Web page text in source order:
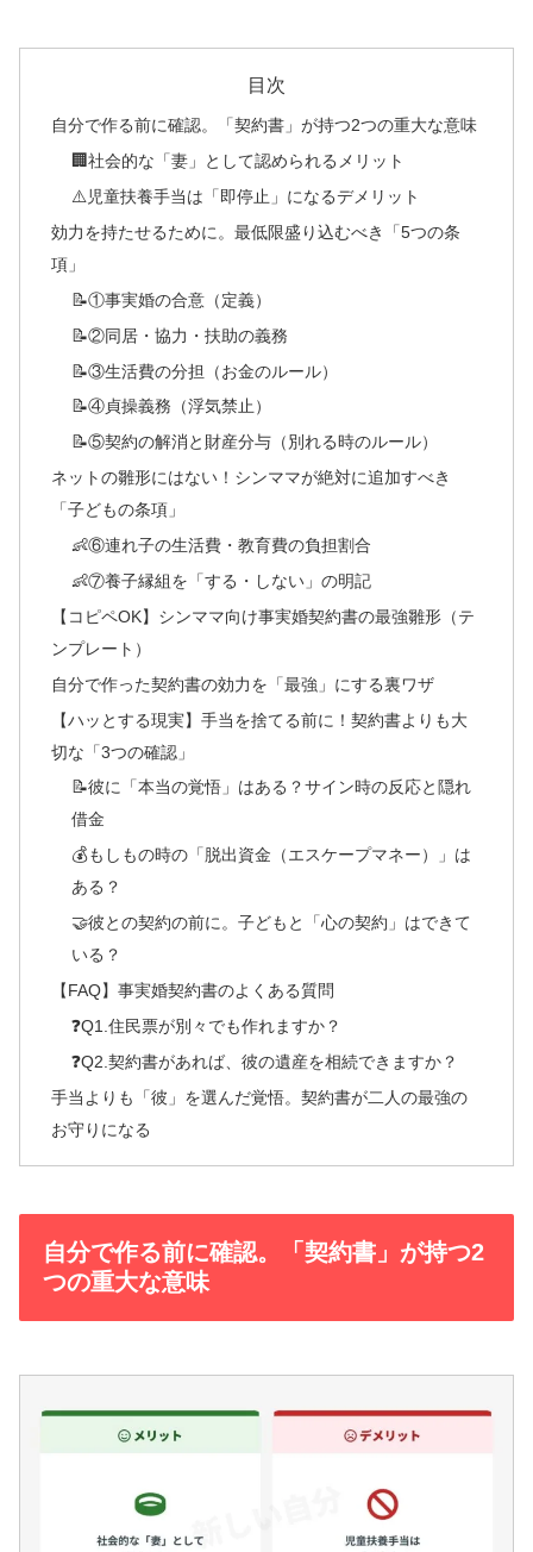
目次
自分で作る前に確認。「契約書」が持つ2つの重大な意味
🏢社会的な「妻」として認められるメリット
⚠️児童扶養手当は「即停止」になるデメリット
効力を持たせるために。最低限盛り込むべき「5つの条
項」
📝①事実婚の合意（定義）
📝②同居・協力・扶助の義務
📝③生活費の分担（お金のルール）
📝④貞操義務（浮気禁止）
📝⑤契約の解消と財産分与（別れる時のルール）
ネットの雛形にはない！シンママが絶対に追加すべき
「子どもの条項」
👶⑥連れ子の生活費・教育費の負担割合
👶⑦養子縁組を「する・しない」の明記
【コピペOK】シンママ向け事実婚契約書の最強雛形（テ
ンプレート）
自分で作った契約書の効力を「最強」にする裏ワザ
【ハッとする現実】手当を捨てる前に！契約書よりも大
切な「3つの確認」
📝彼に「本当の覚悟」はある？サイン時の反応と隠れ
借金
💰もしもの時の「脱出資金（エスケープマネー）」は
ある？
🤝彼との契約の前に。子どもと「心の契約」はできて
いる？
【FAQ】事実婚契約書のよくある質問
❓Q1.住民票が別々でも作れますか？
❓Q2.契約書があれば、彼の遺産を相続できますか？
手当よりも「彼」を選んだ覚悟。契約書が二人の最強の
お守りになる
自分で作る前に確認。「契約書」が持つ2
つの重大な意味